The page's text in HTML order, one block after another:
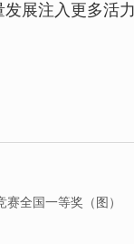
展注入更多活力
全国一等奖（图）